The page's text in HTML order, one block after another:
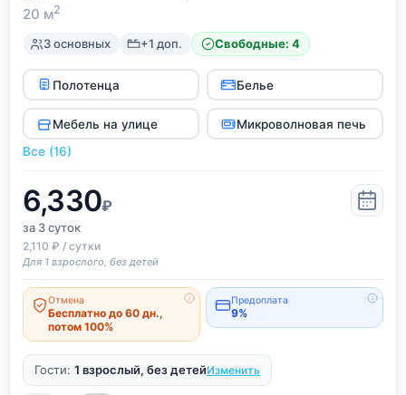
20 м2
3 основных +1 доп. Свободные: 4
Полотенца Белье
Мебель на улице
Микроволновая печь
Все (16)
6,330₽
за 3суток
2,110 ₽ / сутки
Для 1 взрослого, без детей
Отмена
Бесплатно до 60 дн.,
потом 100%
Предоплата
9%
Гости: 1 взрослый, без детейИзменить